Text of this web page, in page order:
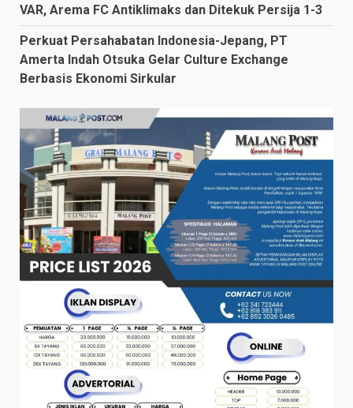
VAR, Arema FC Antiklimaks dan Ditekuk Persija 1-3
Perkuat Persahabatan Indonesia-Jepang, PT
Amerta Indah Otsuka Gelar Culture Exchange
Berbasis Ekonomi Sirkular